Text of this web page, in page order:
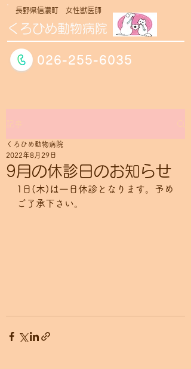
くろひめ動物病院
長野県信濃町 女性獣医師
026-255-6035
9月の休診日のお知らせ
くろひめ動物病院
2022年8月29日
1日(木)は一日休診となります。予め
ご了承下さい。